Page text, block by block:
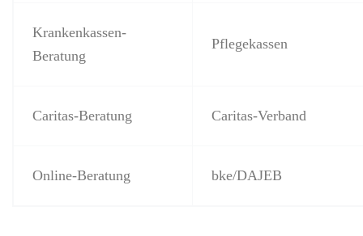
Krankenkassen-
Beratung
Pflegekassen
Caritas-Beratung Caritas-Verband
Online-Beratung bke/DAJEB